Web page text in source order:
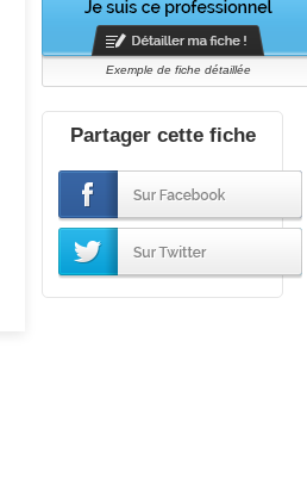
Exemple de fiche détaillée
Partager cette fiche